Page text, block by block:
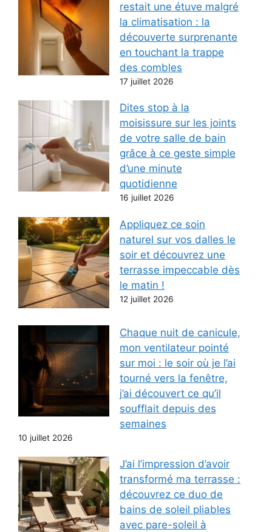
restait une étuve malgré
la climatisation : la
découverte surprenante
en touchant la trappe
des combles
17 juillet 2026
Dites stop à la
moisissure sur les joints
de votre salle de bain
grâce à ce geste simple
d’une minute
quotidienne
16 juillet 2026
Appliquez ce soin
naturel sur vos dalles le
soir et découvrez une
terrasse impeccable dès
le matin !
12 juillet 2026
Chaque nuit de canicule,
mon ventilateur pointé
sur moi : le soir où je l’ai
tourné vers la fenêtre,
j’ai découvert ce qu’il
soufflait depuis des
semaines
10 juillet 2026
J’ai l’impression d’avoir
transformé ma terrasse :
découvrez ce duo de
bains de soleil pliables
avec pare-soleil à